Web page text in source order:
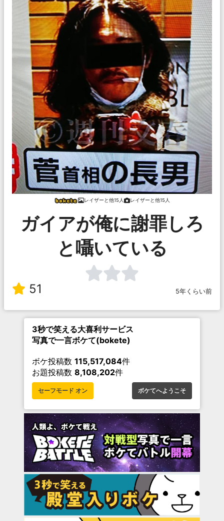
レイザーと他15人 レイザーと他15人
ガイアが俺に謝罪しろ
と囁いている
51 5年くらい前
3秒で笑える大喜利サービス
写真で一言ボケて(bokete)
ボケ投稿数 115,517,084件
お題投稿数 8,108,202件
セーフモード オン ボケてへようこそ